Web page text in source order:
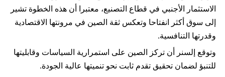
الاستثمار الأجنبي في قطاع التصنيع، معتبرا أن هذه الخطوة تشير
إلى سوق أكثر انفتاحا وتعكس ثقة الصين في مرونتها الاقتصادية
وقدرتها التنافسية.
وتوقع إلسنر أن تركز الصين على استمرارية السياسات وقابليتها
للتنبؤ لضمان تحقيق تقدم ثابت نحو تنميتها عالية الجودة.